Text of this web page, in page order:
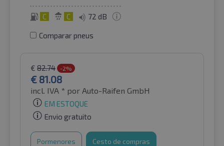
C C 72 dB
Comparar pneus
€ 82.74 -2%
€ 81.08
incl. IVA * por Auto-Raifen GmbH
EM ESTOQUE
Envio gratuito
Pormenores Cesto de compras